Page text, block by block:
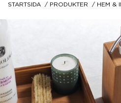
STARTSIDA PRODUKTER HEM &